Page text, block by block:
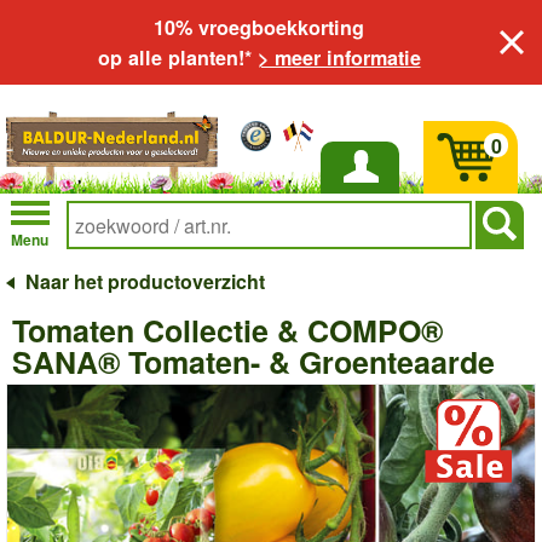
10% vroegboekkorting
op alle planten!* > meer informatie
Inloggen
Menu
0
Naar het productoverzicht
Tomaten Collectie & COMPO®
SANA® Tomaten- & Groenteaarde